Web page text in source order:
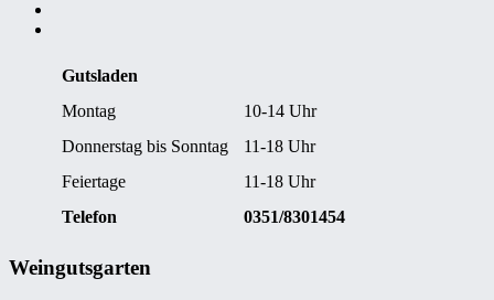
Gutsladen
Montag
10-14 Uhr
Donnerstag bis Sonntag
11-18 Uhr
Feiertage
11-18 Uhr
Telefon
0351/8301454
Weingutsgarten